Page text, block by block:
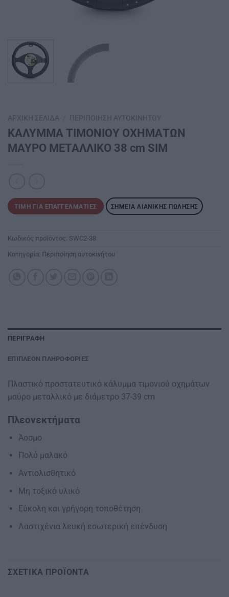
ΑΡΧΙΚΉ ΣΕΛΊΔΑ ΠΕΡΙΠΟΊΗΣΗ ΑΥΤΟΚΙΝΉΤΟΥ
ΚΑΛΥΜΜΑ ΤΙΜΟΝΙΟΥ ΟΧΗΜΑΤΩΝ
ΜΑΥΡΟ ΜΕΤΑΛΛΙΚΟ 38 cm SIM
ΤΙΜΉ ΓΙΑ ΕΠΑΓΓΕΛΜΑΤΊΕΣ ΣΗΜΕΊΑ ΛΙΑΝΙΚΉΣ ΠΏΛΗΣΗΣ
Κωδικός προϊόντος: SWC2-38
Κατηγορία: Περιποίηση αυτοκινήτου
ΠΕΡΙΓΡΑΦΉ
ΕΠΙΠΛΈΟΝ ΠΛΗΡΟΦΟΡΊΕΣ
Πλαστικό προστατευτικό κάλυμμα τιμονιού οχημάτων
μαύρο μεταλλικό με διάμετρο 37-39 cm
Πλεονεκτήματα
Άοσμο
Πολύ μαλακό
Αντιολισθητικό
Μη τοξικό υλικό
Εύκολη και γρήγορη τοποθέτηση
Λαστιχένια λευκή εσωτερική επένδυση
ΣΧΕΤΙΚΆ ΠΡΟΪΌΝΤΑ